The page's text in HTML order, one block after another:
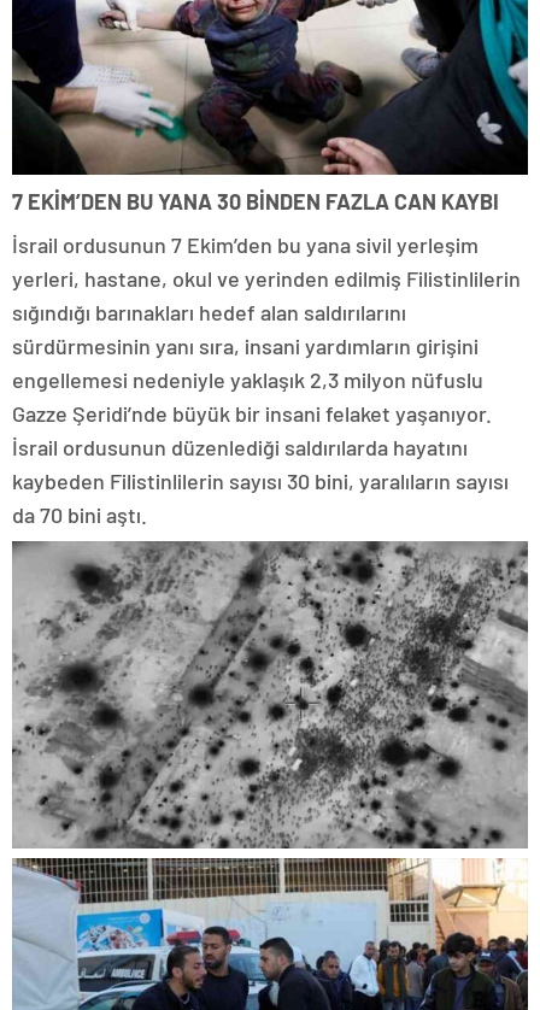
7 EKİM’DEN BU YANA 30 BİNDEN FAZLA CAN KAYBI
İsrail ordusunun 7 Ekim’den bu yana sivil yerleşim
yerleri, hastane, okul ve yerinden edilmiş Filistinlilerin
sığındığı barınakları hedef alan saldırılarını
sürdürmesinin yanı sıra, insani yardımların girişini
engellemesi nedeniyle yaklaşık 2,3 milyon nüfuslu
Gazze Şeridi’nde büyük bir insani felaket yaşanıyor.
İsrail ordusunun düzenlediği saldırılarda hayatını
kaybeden Filistinlilerin sayısı 30 bini, yaralıların sayısı
da 70 bini aştı.